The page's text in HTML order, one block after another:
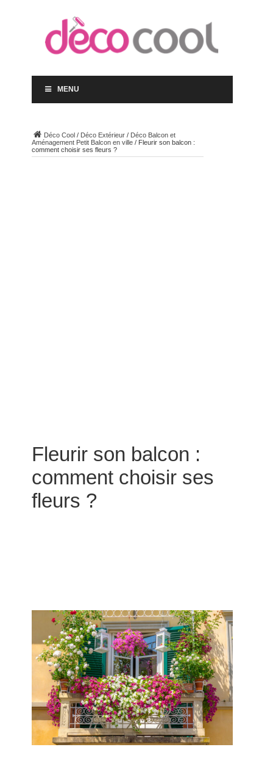
MENU
Déco Cool/ Déco Extérieur/ Déco Balcon et
Aménagement Petit Balcon en ville/ Fleurir son balcon :
comment choisir ses fleurs ?
Fleurir son balcon :
comment choisir ses
fleurs ?